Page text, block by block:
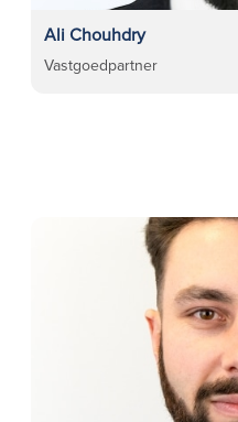
Ali Chouhdry
Vastgoedpartner